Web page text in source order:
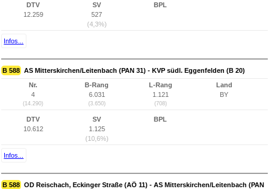
DTV
12.259
SV
527
(4,3%)
BPL
Infos...
B 588 AS Mitterskirchen/Leitenbach (PAN 31) - KVP südl. Eggenfelden (B 20)
Nr.
4
(14.290)
B-Rang
6.031
(3.650)
L-Rang
1.121
(708)
Land
BY
DTV
10.612
SV
1.125
(10,6%)
BPL
Infos...
B 588 OD Reischach, Eckinger Straße (AÖ 11) - AS Mitterskirchen/Leitenbach (PAN